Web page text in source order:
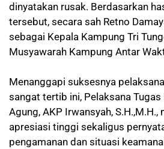
dinyatakan rusak. Berdasarkan
tersebut, secara sah Retno
sebagai Kepala Kampung Tri
Musyawarah Kampung Antar
Menanggapi suksesnya
sangat tertib ini, Pelaksana
Agung, AKP Irwansyah, S.H.,M.H.,
apresiasi tinggi sekaligus
pengamanan dan situasi